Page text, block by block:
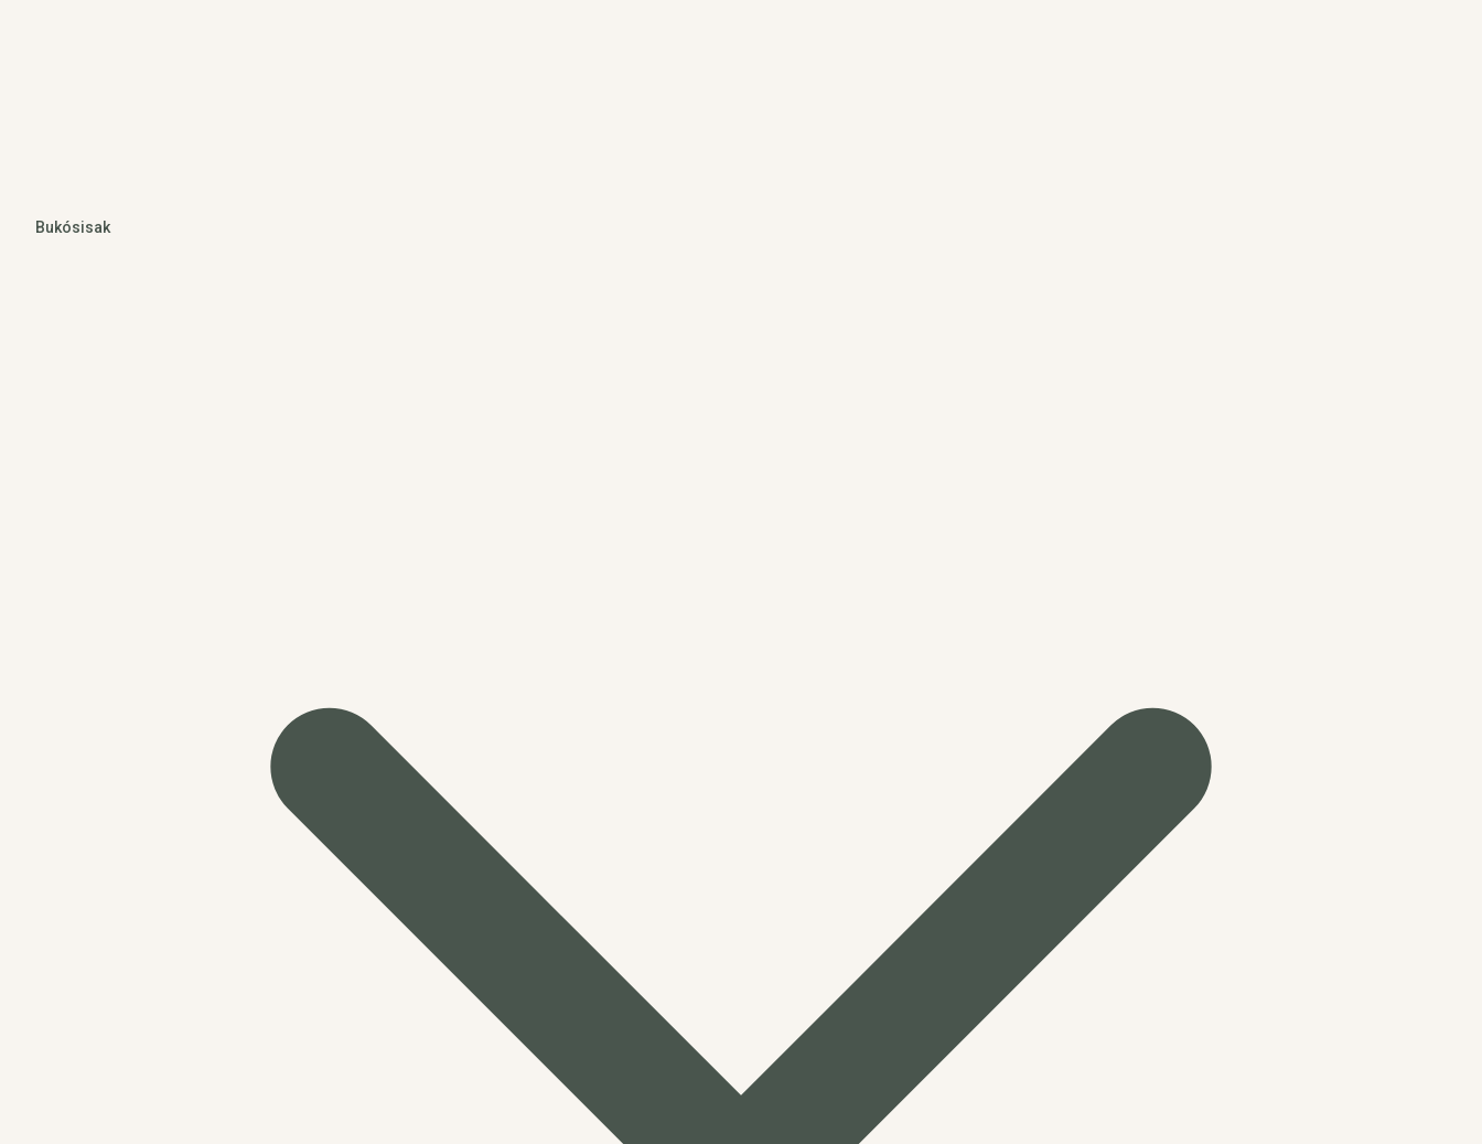
Bukósisak